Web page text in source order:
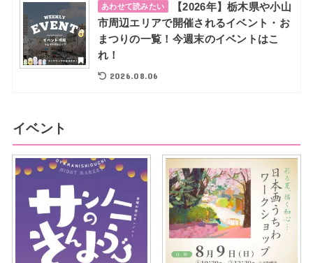
あわせて読みたい
【2026年】栃木県や小山
市周辺エリアで開催されるイベント・お
まつりの一覧！今週末のイベントはこ
れ！
2026.08.06
イベント